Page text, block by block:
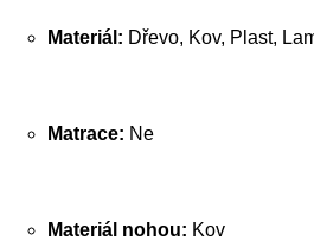
Materiál: Dřevo, Kov, Plast,
Matrace: Ne
Materiál nohou: Kov